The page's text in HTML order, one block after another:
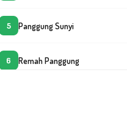
5 Panggung Sunyi
6 Remah Panggung